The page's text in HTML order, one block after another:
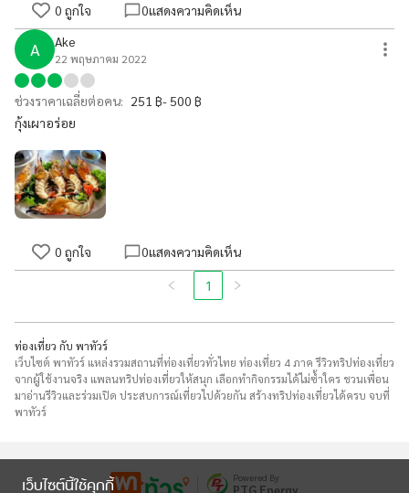
เว็บไซต์นี้ใช้คุกกี้
0 ถูกใจ 0แสดงความคิดเห็น
A Ake
22 พฤษภาคม 2022
ช่วงราคาเฉลี่ยต่อคน: 251 ฿- 500 ฿
กุ้งเผาอร่อย
0 ถูกใจ 0แสดงความคิดเห็น
1
ท่องเที่ยว กับ พาทัวร์
เว็บไซต์ พาทัวร์ แหล่งรวมสถานที่ท่องเที่ยวทั่วไทย ท่องเที่ยว 4 ภาค รีวิวทริปท่องเที่ยว
จากผู้ใช้งานจริง แพลนทริปท่องเที่ยวให้สนุก เลือกทำกิจกรรมได้ไม่ซ้ำใคร ชวนเพื่อน
มาอ่านรีวิวและร่วมเปิด ประสบการณ์เที่ยวไปด้วยกัน สร้างทริปท่องเที่ยวได้ครบ จบที่
พาทัวร์
Powered By